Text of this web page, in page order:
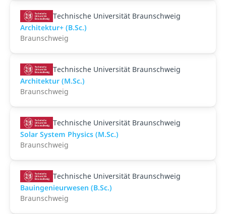
Technische Universität Braunschweig
Architektur+ (B.Sc.)
Braunschweig
Technische Universität Braunschweig
Architektur (M.Sc.)
Braunschweig
Technische Universität Braunschweig
Solar System Physics (M.Sc.)
Braunschweig
Technische Universität Braunschweig
Bauingenieurwesen (B.Sc.)
Braunschweig